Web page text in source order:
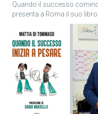
Quando il successo
presenta a Roma il suo